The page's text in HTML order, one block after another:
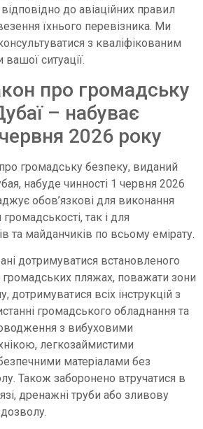
до авіаційних правил
їхнього перевізника. Ми
з кваліфікованим
ситуації.
про громадську
– набуває
2026 року
громадську безпеку, виданий
набуде чинності 1 червня 2026
обов’язкові для виконання
так і для
та майданчиків по всьому емірату.
дотримуватися встановленого
громадських пляжах, поважати зони
дотримуватися всіх інструкцій з
громадського обладнання та
з вибуховими
легкозаймистими
матеріалами без
Також заборонено втручатися в
дренажні труби або зливову